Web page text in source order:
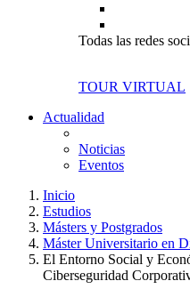
Todas las redes
TOUR VIRTUAL
Actualidad
Noticias
Eventos
Inicio
Estudios
Másters y Postgrados
Máster Universitario en
El Entorno Social y
Ciberseguridad